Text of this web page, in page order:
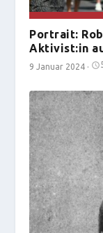
Portrait:
Aktivist:in
9 Januar 2024 ·